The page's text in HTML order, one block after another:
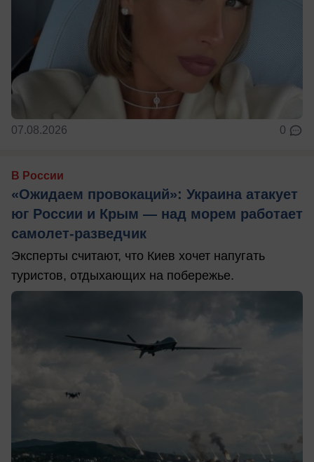
07.08.2026 0
В России
«Ожидаем провокаций»: Украина атакует
юг России и Крым — над морем работает
самолет-разведчик
Эксперты считают, что Киев хочет напугать
туристов, отдыхающих на побережье.